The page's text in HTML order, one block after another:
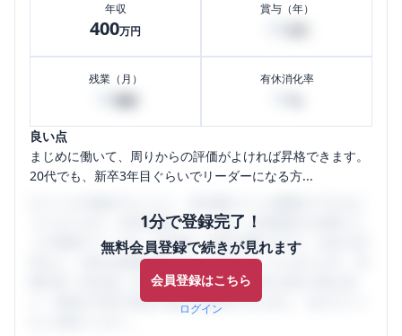
年収
400万円
賞与（年）
残業（月） 有休消化率
良い点
まじめに働いて、周りからの評価がよければ昇格できます。
20代でも、新卒3年目ぐらいでリーダーになる方...
1分で登録完了！
無料会員登録で続きが見れます
会員登録はこちら
ログイン
うになります。SHEHUB(シーハブ)は、女性限定の企業口コ
ミの投稿サイトです。給与面・女性の働きやすさ・会社の評
判など、女性の転職は気にすべき点がたくさんあります。先
輩社員（元社員）の口コミを通して、本当の会社の姿を知
り、将来の不安や現在の悩みを解消するために、ぜひサイト